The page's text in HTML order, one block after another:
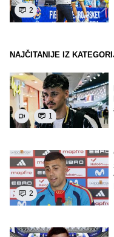
2
NAJČITANIJE IZ
1
2